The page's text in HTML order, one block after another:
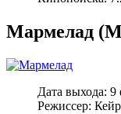
Мармелад
Дата выхода: 9
Режиссер: